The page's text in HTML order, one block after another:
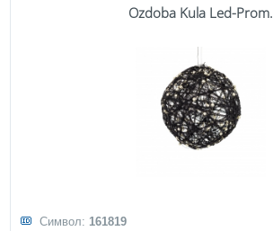
Ozdoba Kula Led-Prom.
Символ: 161819